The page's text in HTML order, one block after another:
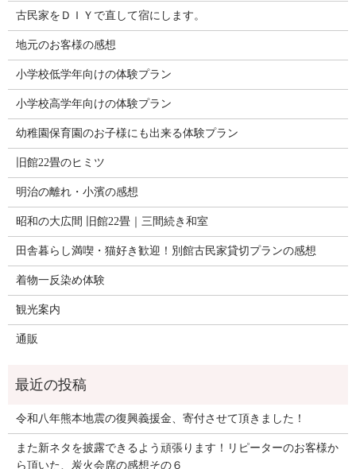
古民家をＤＩＹで直して宿にします。
地元のお客様の感想
小学校低学年向けの体験プラン
小学校高学年向けの体験プラン
幼稚園保育園のお子様にも出来る体験プラン
旧館22畳のヒミツ
明治の離れ・小濱の感想
昭和の大広間 旧館22畳｜三間続き和室
田舎暮らし満喫・猫好き歓迎！別館古民家貸切プランの感想
着物一反染め体験
観光案内
通販
令和八年熊本地震の復興義援金、寄付させて頂きました！
また新ネタを披露できるよう頑張ります！リピーターのお客様か
ら頂いた、炭火会席の感想その６